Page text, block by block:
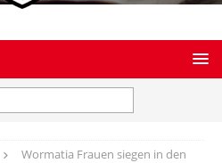
Wormatia Frauen siegen in den